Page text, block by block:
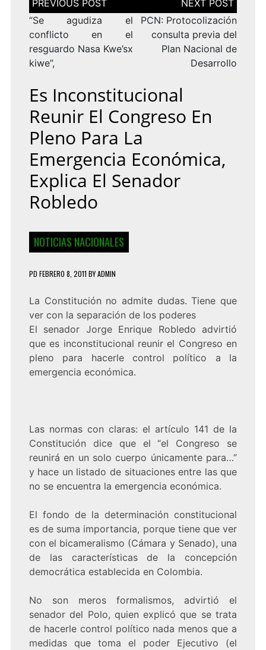
de
entradas
“Se agudiza el
conflicto en el
resguardo Nasa Kwe’sx
kiwe”,
PCN: Protocolización
consulta previa del
Plan Nacional de
Desarrollo
Es Inconstitucional
Reunir El Congreso En
Pleno Para La
Emergencia Económica,
Explica El Senador
Robledo
NOTICIAS NACIONALES
PD FEBRERO 8, 2011 BYADMIN
La Constitución no admite dudas. Tiene que
ver con la separación de los poderes
El senador Jorge Enrique Robledo advirtió
que es inconstitucional reunir el Congreso en
pleno para hacerle control político a la
emergencia económica.
Las normas con claras: el artículo 141 de la
Constitución dice que el “el Congreso se
reunirá en un solo cuerpo únicamente para…”
y hace un listado de situaciones entre las que
no se encuentra la emergencia económica.
El fondo de la determinación constitucional
es de suma importancia, porque tiene que ver
con el bicameralismo (Cámara y Senado), una
de las características de la concepción
democrática establecida en Colombia.
No son meros formalismos, advirtió el
senador del Polo, quien explicó que se trata
de hacerle control político nada menos que a
medidas que toma el poder Ejecutivo (el